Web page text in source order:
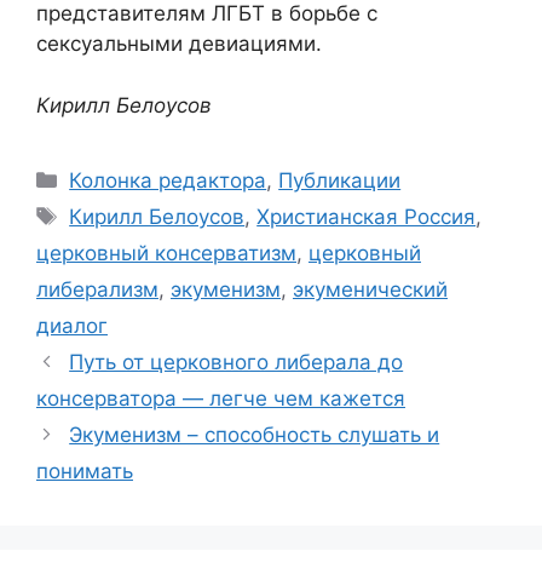
представителям ЛГБТ в борьбе с
сексуальными девиациями.
Кирилл Белоусов
Рубрики
Колонка редактора, Публикации
Метки
Кирилл Белоусов,Христианская Россия,
церковный консерватизм, церковный
либерализм, экуменизм, экуменический
диалог
Путь от церковного либерала до
консерватора — легче чем кажется
Экуменизм – способность слушать и
понимать